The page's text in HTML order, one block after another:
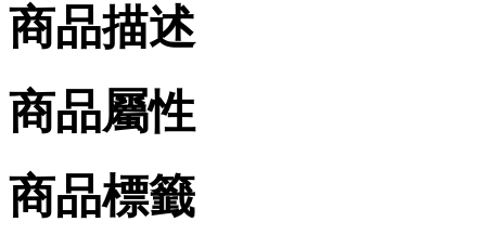
商品描述
商品屬性
商品標籤